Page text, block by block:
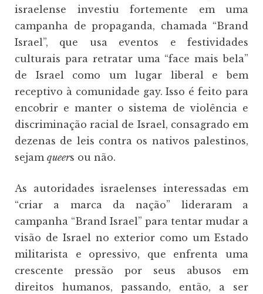
israelense investiu fortemente em uma
campanha de propaganda, chamada “Brand
Israel”, que usa eventos e festividades
culturais para retratar uma “face mais bela”
de Israel como um lugar liberal e bem
receptivo à comunidade gay. Isso é feito para
encobrir e manter o sistema de violência e
discriminação racial de Israel, consagrado em
dezenas de leis contra os nativos palestinos,
sejam queers ou não.
As autoridades israelenses interessadas em
“criar a marca da nação” lideraram a
campanha “Brand Israel” para tentar mudar a
visão de Israel no exterior como um Estado
militarista e opressivo, que enfrenta uma
crescente pressão por seus abusos em
direitos humanos, passando, então, a ser